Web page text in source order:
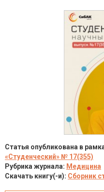
Статья опубликована в
«Студенческий» № 17(355)
Рубрика журнала: Медицина
Скачать книгу(-и): Сборник